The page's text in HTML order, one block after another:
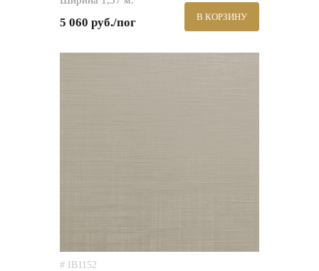
5 060 руб./пог В КОРЗИНУ
# IB1152